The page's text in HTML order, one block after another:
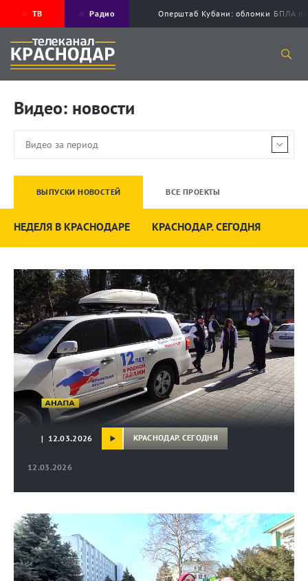
ТВ Радио Оперштаб Кубани: обломки БПЛА
Видео: новости
ВЫПУСКИ НОВОСТЕЙ ВСЕ ПРОЕКТЫ
НЕДЕЛЯ В КРАСНОДАРЕ КРАСНОДАР. СЕГОДНЯ
12.03.2026
| 12.03.2026 КРАСНОДАР. СЕГОДНЯ